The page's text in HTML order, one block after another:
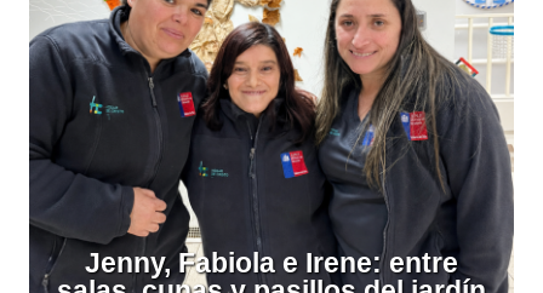
Jenny, Fabiola e Irene: entre